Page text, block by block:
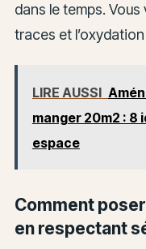
dans le temps.
traces et
LIRE AUSSI
manger 20m2 : 8
espace
Comment
en respectant